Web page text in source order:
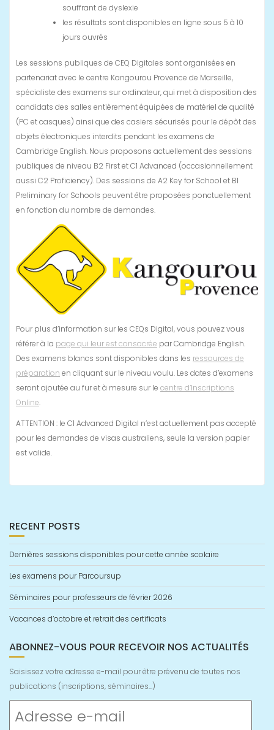
souffrant de dyslexie
les résultats sont disponibles en ligne sous 5 à 10
jours ouvrés
Les sessions publiques de CEQ Digitales sont organisées en
partenariat avec le centre Kangourou Provence de Marseille,
spécialiste des examens sur ordinateur, qui met à disposition des
candidats des salles entièrement équipées de matériel de qualité
(PC et casques) ainsi que des casiers sécurisés pour le dépôt des
objets électroniques interdits pendant les examens de
Cambridge English. Nous proposons actuellement des sessions
publiques de niveau B2 First et C1 Advanced (occasionnellement
aussi C2 Proficiency). Des sessions de A2 Key for School et B1
Preliminary for Schools peuvent être proposées ponctuellement
en fonction du nombre de demandes.
Pour plus d’information sur les CEQs Digital, vous pouvez vous
référer à la page qui leur est consacrée par Cambridge English.
Des examens blancs sont disponibles dans les ressources de
préparation en cliquant sur le niveau voulu. Les dates d’examens
seront ajoutée au fur et à mesure sur le centre d’Inscriptions
Online.
ATTENTION : le C1 Advanced Digital n’est actuellement pas accepté
pour les demandes de visas australiens, seule la version papier
est valide.
RECENT POSTS
Dernières sessions disponibles pour cette année scolaire
Les examens pour Parcoursup
Séminaires pour professeurs de février 2026
Vacances d’octobre et retrait des certificats
ABONNEZ-VOUS POUR RECEVOIR NOS ACTUALITÉS
Saisissez votre adresse e-mail pour être prévenu de toutes nos
publications (inscriptions, séminaires...)
e-